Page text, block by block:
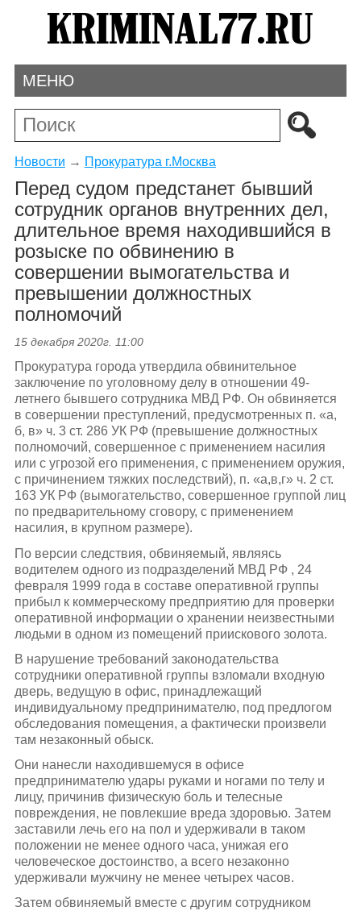
МЕНЮ
Новости → Прокуратура г.Москва
Перед судом предстанет бывший
сотрудник органов внутренних дел,
длительное время находившийся в
розыске по обвинению в
совершении вымогательства и
превышении должностных
полномочий
15 декабря 2020г. 11:00
Прокуратура города утвердила обвинительное
заключение по уголовному делу в отношении 49-
летнего бывшего сотрудника МВД РФ. Он обвиняется
в совершении преступлений, предусмотренных п. «а,
б, в» ч. 3 ст. 286 УК РФ (превышение должностных
полномочий, совершенное с применением насилия
или с угрозой его применения, с применением оружия,
с причинением тяжких последствий), п. «а,в,г» ч. 2 ст.
163 УК РФ (вымогательство, совершенное группой лиц
по предварительному сговору, с применением
насилия, в крупном размере).
По версии следствия, обвиняемый, являясь
водителем одного из подразделений МВД РФ , 24
февраля 1999 года в составе оперативной группы
прибыл к коммерческому предприятию для проверки
оперативной информации о хранении неизвестными
людьми в одном из помещений приискового золота.
В нарушение требований законодательства
сотрудники оперативной группы взломали входную
дверь, ведущую в офис, принадлежащий
индивидуальному предпринимателю, под предлогом
обследования помещения, а фактически произвели
там незаконный обыск.
Они нанесли находившемуся в офисе
предпринимателю удары руками и ногами по телу и
лицу, причинив физическую боль и телесные
повреждения, не повлекшие вреда здоровью. Затем
заставили лечь его на пол и удерживали в таком
положении не менее одного часа, унижая его
человеческое достоинство, а всего незаконно
удерживали мужчину не менее четырех часов.
Затем обвиняемый вместе с другим сотрудником